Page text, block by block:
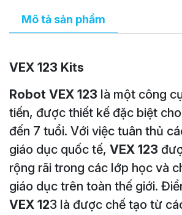
Mô tả sản phẩm
VEX 123 Kits
Robot VEX 123 là một công
tiến, được thiết kế đặc biệt
đến 7 tuổi. Với việc tuân thủ
giáo dục quốc tế, VEX 123
rộng rãi trong các lớp học và
giáo dục trên toàn thế giới.
VEX 123 là được chế tạo từ